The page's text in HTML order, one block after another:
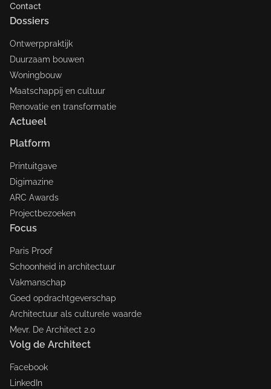
Contact
Dossiers
Ontwerppraktijk
Duurzaam bouwen
Woningbouw
Maatschappij en cultuur
Renovatie en transformatie
Actueel
Platform
Printuitgave
Digimazine
ARC Awards
Projectbezoeken
Focus
Paris Proof
Schoonheid in architectuur
Vakmanschap
Goed opdrachtgeverschap
Architectuur als culturele waarde
Mevr. De Architect 2.0
Volg de Architect
Facebook
LinkedIn